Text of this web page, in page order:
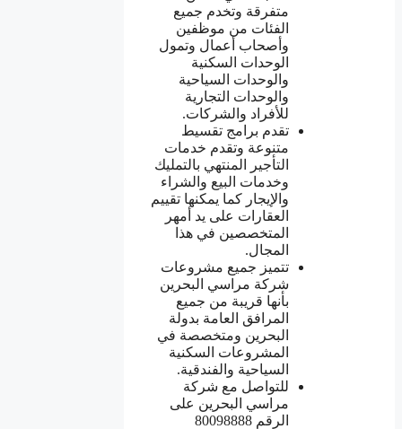
متفرقة وتخدم جميع
الفئات من موظفين
وأصحاب أعمال وتمول
الوحدات السكنية
والوحدات السياحية
والوحدات التجارية
للأفراد والشركات.
تقدم برامج تقسيط
متنوعة وتقدم خدمات
التأجير المنتهي بالتمليك
وخدمات البيع والشراء
والإيجار كما يمكنها تقييم
العقارات على يد أمهر
المتخصصين في هذا
المجال.
تتميز جميع مشروعات
شركة مراسي البحرين
بأنها قريبة من جميع
المرافق العامة بدولة
البحرين ومتخصصة في
المشروعات السكنية
السياحية والفندقية.
للتواصل مع شركة
مراسي البحرين على
الرقم 80098888